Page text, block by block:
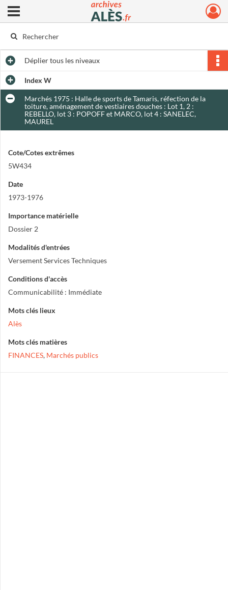
Archives municipales d'Alès
Ouvrir le menu déroulant
Dépliertous les niveaux
Index W
Marchés 1975 : Halle de sports de Tamaris, réfection de la
toiture, aménagement de vestiaires douches : Lot 1, 2 :
REBELLO, lot 3 : POPOFF et MARCO, lot 4 : SANELEC,
MAUREL
Cote/Cotes extrêmes
5W434
Date
1973-1976
Importance matérielle
Dossier 2
Modalités d'entrées
Versement Services Techniques
Conditions d'accès
Communicabilité : Immédiate
Mots clés lieux
Alès
Mots clés matières
FINANCES, Marchés publics